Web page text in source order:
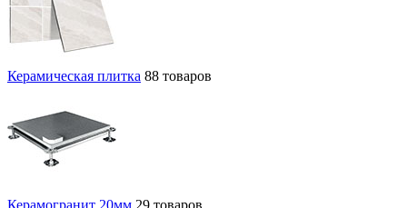
Керамическая плитка 88 товаров
Керамогранит 20мм 29 товаров